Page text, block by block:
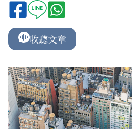
收聽文章